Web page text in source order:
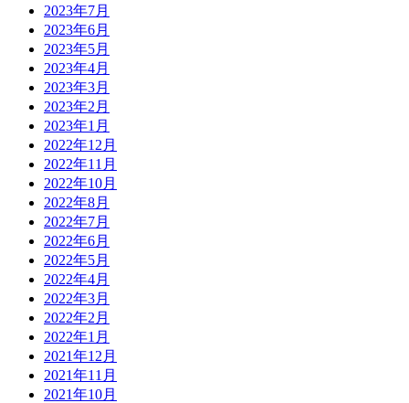
2023年7月
2023年6月
2023年5月
2023年4月
2023年3月
2023年2月
2023年1月
2022年12月
2022年11月
2022年10月
2022年8月
2022年7月
2022年6月
2022年5月
2022年4月
2022年3月
2022年2月
2022年1月
2021年12月
2021年11月
2021年10月